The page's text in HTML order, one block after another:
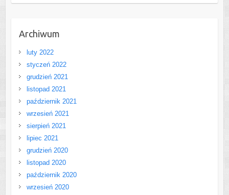
Archiwum
luty 2022
styczeń 2022
grudzień 2021
listopad 2021
październik 2021
wrzesień 2021
sierpień 2021
lipiec 2021
grudzień 2020
listopad 2020
październik 2020
wrzesień 2020